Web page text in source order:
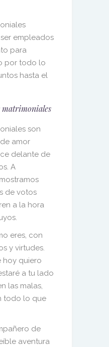
empleados
para
por todo lo
hasta el
matrimoniales
son
amor
delante de
A
de votos
a la hora
eres, con
y virtudes.
hoy quiero
a tu lado
las malas,
todo lo que
de
aventura